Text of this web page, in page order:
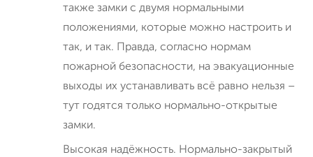
также замки с двумя нормальными
положениями, которые можно настроить и
так, и так. Правда, согласно нормам
пожарной безопасности, на эвакуационные
выходы их устанавливать всё равно нельзя –
тут годятся только нормально-открытые
замки.
Высокая надёжность. Нормально-закрытый